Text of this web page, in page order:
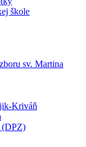
škole
sv. Martina
Kriváň
(DPZ)